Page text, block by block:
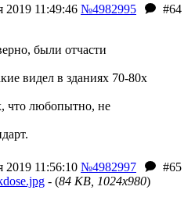
2019 11:49:46 №4982995
#64
были отчасти
видел в зданиях 70-80х
что любопытно, не
2019 11:56:10 №4982997
#65
- (84 KB, 1024x980)